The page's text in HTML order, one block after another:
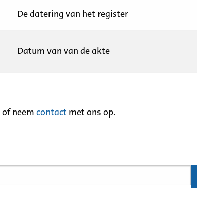
De datering van het register
Datum van van de akte
of neem contact met ons op.